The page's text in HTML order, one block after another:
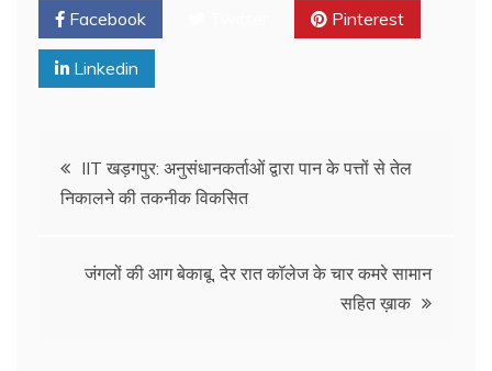
Facebook Pinterest
Linkedin
IIT खड़गपुर: अनुसंधानकर्ताओं द्वारा पान के पत्तों से तेल
निकालने की तकनीक विकसित
जंगलों की आग बेकाबू, देर रात कॉलेज के चार कमरे सामान
सहित ख़ाक